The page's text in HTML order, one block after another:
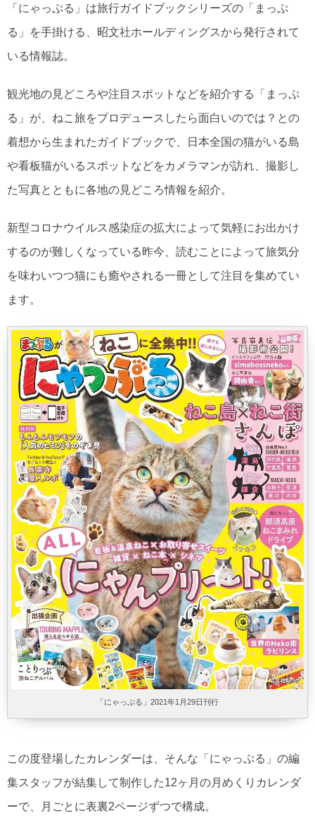
「にゃっぷる」は旅行ガイドブックシリーズの「まっぷ
る」を手掛ける、昭文社ホールディングスから発行されて
いる情報誌。
観光地の見どころや注目スポットなどを紹介する「まっぷ
る」が、ねこ旅をプロデュースしたら面白いのでは？との
着想から生まれたガイドブックで、日本全国の猫がいる島
や看板猫がいるスポットなどをカメラマンが訪れ、撮影し
た写真とともに各地の見どころ情報を紹介。
新型コロナウイルス感染症の拡大によって気軽にお出かけ
するのが難しくなっている昨今、読むことによって旅気分
を味わいつつ猫にも癒やされる一冊として注目を集めてい
ます。
「にゃっぷる」2021年1月29日刊行
この度登場したカレンダーは、そんな「にゃっぷる」の編
集スタッフが結集して制作した12ヶ月の月めくりカレンダ
ーで、月ごとに表裏2ページずつで構成。